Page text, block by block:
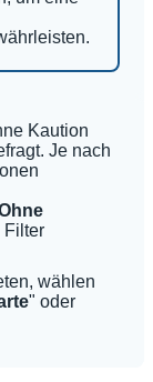
Kaution
Je nach
Filter
wählen
" oder